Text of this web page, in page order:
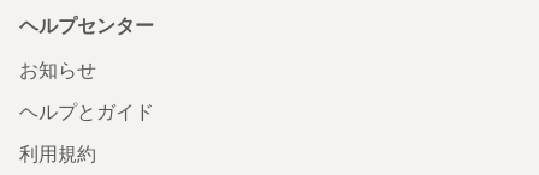
ヘルプセンター
お知らせ
ヘルプとガイド
利用規約